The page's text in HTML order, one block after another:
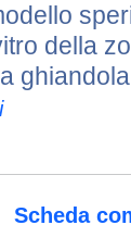
della
Scheda